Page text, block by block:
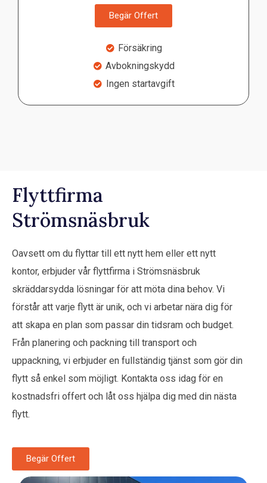
Begär Offert
Försäkring
Avbokningskydd
Ingen startavgift
Flyttfirma
Strömsnäsbruk
Oavsett om du flyttar till ett nytt hem eller ett nytt
kontor, erbjuder vår flyttfirma i Strömsnäsbruk
skräddarsydda lösningar för att möta dina behov. Vi
förstår att varje flytt är unik, och vi arbetar nära dig för
att skapa en plan som passar din tidsram och budget.
Från planering och packning till transport och
uppackning, vi erbjuder en fullständig tjänst som gör din
flytt så enkel som möjligt. Kontakta oss idag för en
kostnadsfri offert och låt oss hjälpa dig med din nästa
flytt.
Begär Offert